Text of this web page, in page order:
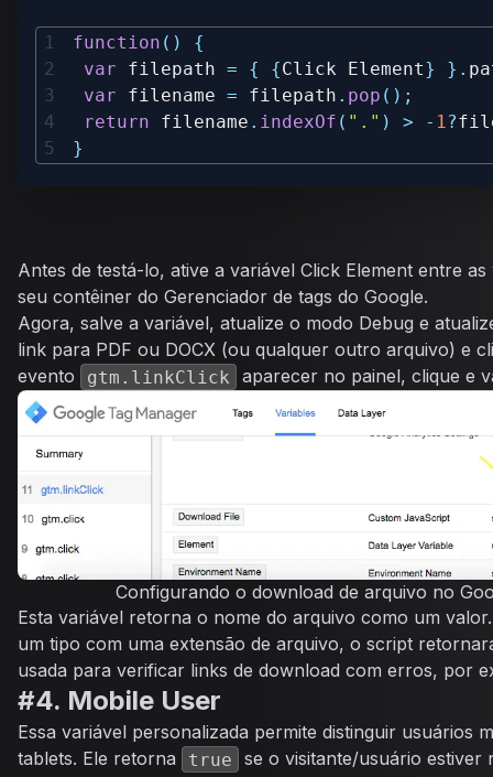
function ( )
{
var filepath = { {Click Element} } .
var filename = filepath . pop ( ) ;
return filename . indexOf ( "." ) > - 1 ?
}
Antes de testá-lo, ative a variável Click Element entre
seu contêiner do Gerenciador de tags do Google.
Agora, salve a variável, atualize o modo Debug e
link para PDF ou DOCX (ou qualquer outro arquivo) e
evento
gtm.linkClick aparecer no painel, clique e
Configurando o download de arquivo no
Esta variável retorna o nome do arquivo como um
um tipo com uma extensão de arquivo, o script
usada para verificar links de download com erros, por
#4. Mobile User
Essa variável personalizada permite distinguir usuários
tablets. Ele retorna
true
se o visitante/usuário estiver